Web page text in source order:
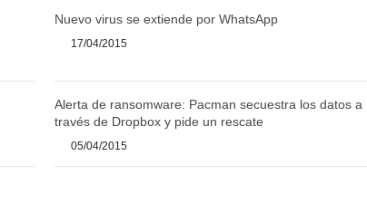
Nuevo virus se extiende por WhatsApp
17/04/2015
Alerta de ransomware: Pacman secuestra los datos a
través de Dropbox y pide un rescate
05/04/2015